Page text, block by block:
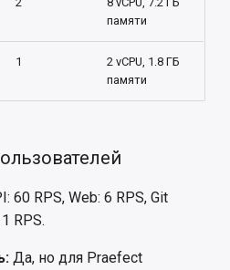
памяти
1
2 vCPU, 1.8 ГБ
памяти
60 RPS, Web: 6 RPS, Git
RPS.
Да, но для Praefect